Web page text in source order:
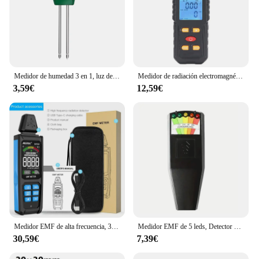
3,59€
Medidor de radiación electromagnética, Detector de campo magnético eléctrico EMF, 5Hz-3500Hz
12,59€
30,59€ 7,39€